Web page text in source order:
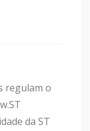
regulam o
da ST